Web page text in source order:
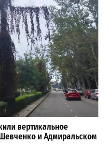
вертикальное
и Адмиральском